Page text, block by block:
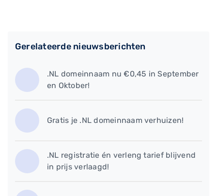
Gerelateerde nieuwsberichten
.NL domeinnaam nu €0,45 in September
en Oktober!
Gratis je .NL domeinnaam verhuizen!
.NL registratie én verleng tarief blijvend
in prijs verlaagd!